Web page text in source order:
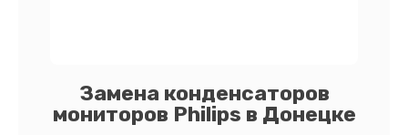
Замена конденсаторов
мониторов Philips в Донецке